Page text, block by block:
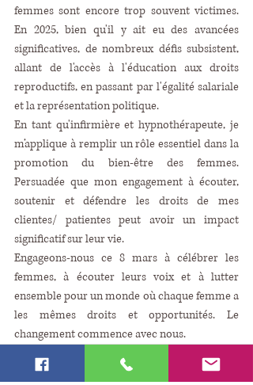
femmes sont encore trop souvent victimes.
En 2025, bien qu'il y ait eu des avancées
significatives, de nombreux défis subsistent,
allant de l'accès à l'éducation aux droits
reproductifs, en passant par l'égalité salariale
et la représentation politique.
En tant qu'infirmière et hypnothérapeute, je
m’applique à remplir un rôle essentiel dans la
promotion du bien-être des femmes.
Persuadée que mon engagement à écouter,
soutenir et défendre les droits de mes
clientes/ patientes peut avoir un impact
significatif sur leur vie.
Engageons-nous ce 8 mars à célébrer les
femmes, à écouter leurs voix et à lutter
ensemble pour un monde où chaque femme a
les mêmes droits et opportunités. Le
changement commence avec nous.